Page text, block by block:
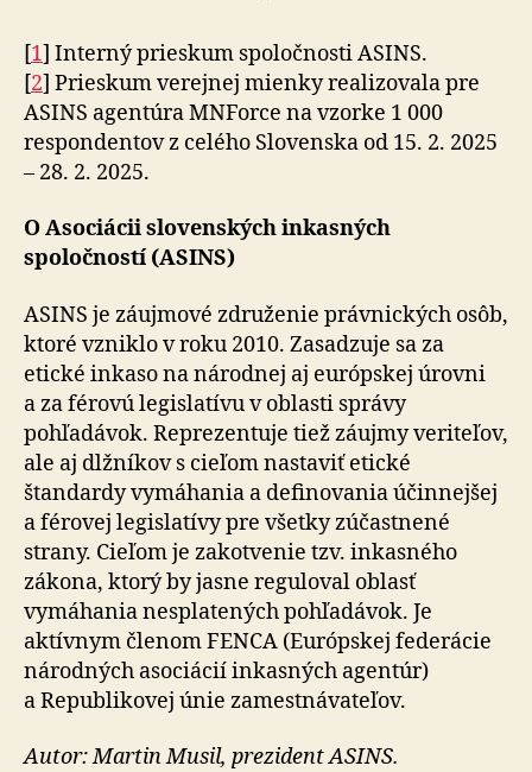
[1] Interný prieskum spoločnosti ASINS.
[2] Prieskum verejnej mienky realizovala pre
ASINS agentúra MNForce na vzorke 1 000
respondentov z celého Slovenska od 15. 2. 2025
– 28. 2. 2025.
O Asociácii slovenských inkasných
spoločností (ASINS)
ASINS je záujmové združenie právnických osôb,
ktoré vzniklo v roku 2010. Zasadzuje sa za
etické inkaso na národnej aj európskej úrovni
a za férovú legislatívu v oblasti správy
pohľadávok. Reprezentuje tiež záujmy veriteľov,
ale aj dlžníkov s cieľom nastaviť etické
štandardy vymáhania a definovania účinnejšej
a férovej legislatívy pre všetky zúčastnené
strany. Cieľom je zakotvenie tzv. inkasného
zákona, ktorý by jasne reguloval oblasť
vymáhania nesplatených pohľadávok. Je
aktívnym členom FENCA (Európskej federácie
národných asociácií inkasných agentúr)
a Republikovej únie zamestnávateľov.
Autor: Martin Musil, prezident ASINS.